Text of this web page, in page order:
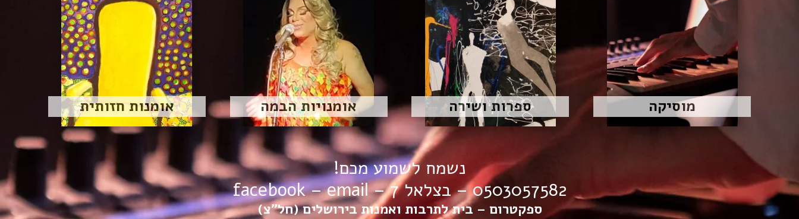
מוסיקה ספרות ושירה אומנויות הבמה אומנות חזותית
נשמח לשמוע מכם!
0503057582 – בצלאל 7 –
facebook–email
ספקטרום – בית לתרבות ואמנות בירושלים (חל”צ)